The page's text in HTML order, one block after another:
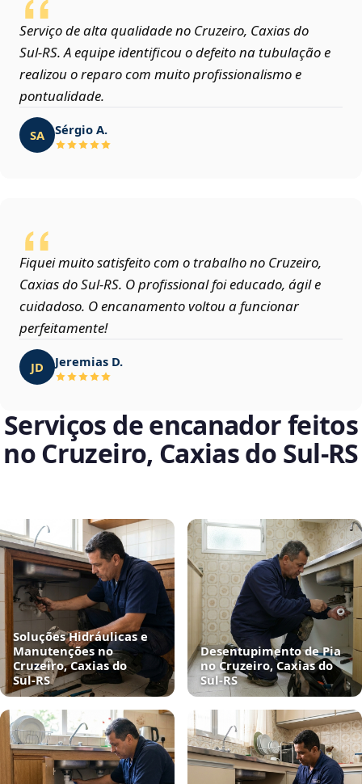
Serviço de alta qualidade no Cruzeiro, Caxias do
Sul‑RS. A equipe identificou o defeito na tubulação e
realizou o reparo com muito profissionalismo e
pontualidade.
SA Sérgio A.
Fiquei muito satisfeito com o trabalho no Cruzeiro,
Caxias do Sul‑RS. O profissional foi educado, ágil e
cuidadoso. O encanamento voltou a funcionar
perfeitamente!
JD Jeremias D.
Serviços de encanador feitos
no Cruzeiro, Caxias do Sul‑RS
Soluções Hidráulicas e
Manutenções no
Cruzeiro, Caxias do
Sul‑RS
Desentupimento de Pia
no Cruzeiro, Caxias do
Sul‑RS